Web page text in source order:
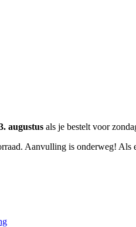
augustus als je bestelt voor
Aanvulling is onderweg! Als